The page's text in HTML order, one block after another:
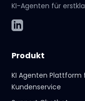
KI-Agenten für
LinkedIn
Produkt
KI Agenten Plattform
Kundenservice